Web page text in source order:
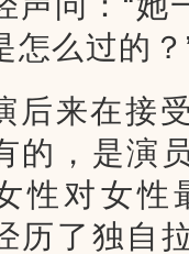
怎么过的？
后来在接
的，是演
性对女性
历了独自